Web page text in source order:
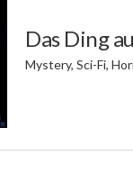
Das Ding
Mystery, Sci-Fi,